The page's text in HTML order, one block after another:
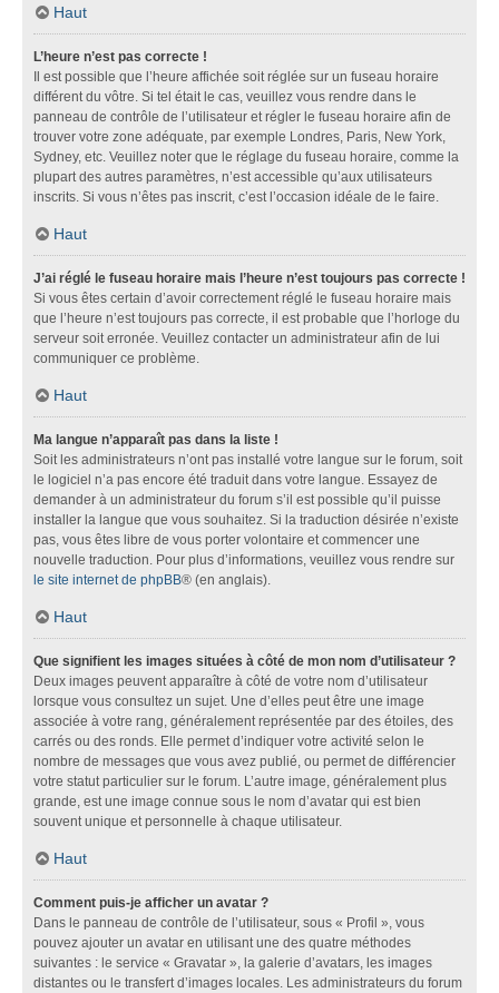
Haut
L’heure n’est pas correcte !
Il est possible que l’heure affichée soit réglée sur un fuseau horaire
différent du vôtre. Si tel était le cas, veuillez vous rendre dans le
panneau de contrôle de l’utilisateur et régler le fuseau horaire afin de
trouver votre zone adéquate, par exemple Londres, Paris, New York,
Sydney, etc. Veuillez noter que le réglage du fuseau horaire, comme la
plupart des autres paramètres, n’est accessible qu’aux utilisateurs
inscrits. Si vous n’êtes pas inscrit, c’est l’occasion idéale de le faire.
Haut
J’ai réglé le fuseau horaire mais l’heure n’est toujours pas correcte !
Si vous êtes certain d’avoir correctement réglé le fuseau horaire mais
que l’heure n’est toujours pas correcte, il est probable que l’horloge du
serveur soit erronée. Veuillez contacter un administrateur afin de lui
communiquer ce problème.
Haut
Ma langue n’apparaît pas dans la liste !
Soit les administrateurs n’ont pas installé votre langue sur le forum, soit
le logiciel n’a pas encore été traduit dans votre langue. Essayez de
demander à un administrateur du forum s’il est possible qu’il puisse
installer la langue que vous souhaitez. Si la traduction désirée n’existe
pas, vous êtes libre de vous porter volontaire et commencer une
nouvelle traduction. Pour plus d’informations, veuillez vous rendre sur
le site internet de phpBB® (en anglais).
Haut
Que signifient les images situées à côté de mon nom d’utilisateur ?
Deux images peuvent apparaître à côté de votre nom d’utilisateur
lorsque vous consultez un sujet. Une d’elles peut être une image
associée à votre rang, généralement représentée par des étoiles, des
carrés ou des ronds. Elle permet d’indiquer votre activité selon le
nombre de messages que vous avez publié, ou permet de différencier
votre statut particulier sur le forum. L’autre image, généralement plus
grande, est une image connue sous le nom d’avatar qui est bien
souvent unique et personnelle à chaque utilisateur.
Haut
Comment puis-je afficher un avatar ?
Dans le panneau de contrôle de l’utilisateur, sous « Profil », vous
pouvez ajouter un avatar en utilisant une des quatre méthodes
suivantes : le service « Gravatar », la galerie d’avatars, les images
distantes ou le transfert d’images locales. Les administrateurs du forum